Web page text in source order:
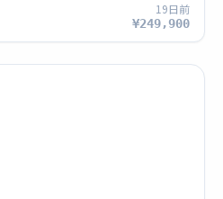
19日前
¥249,900